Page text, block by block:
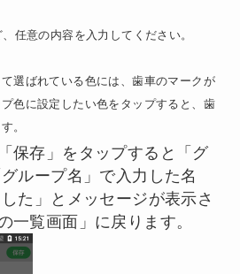
任意の内容を入力してください。
選ばれている色には、歯車のマークが
色に設定したい色をタップすると、歯
。
保存」をタップすると「グ
ループ名」で入力した名
た」とメッセージが表示さ
一覧画面」に戻ります。